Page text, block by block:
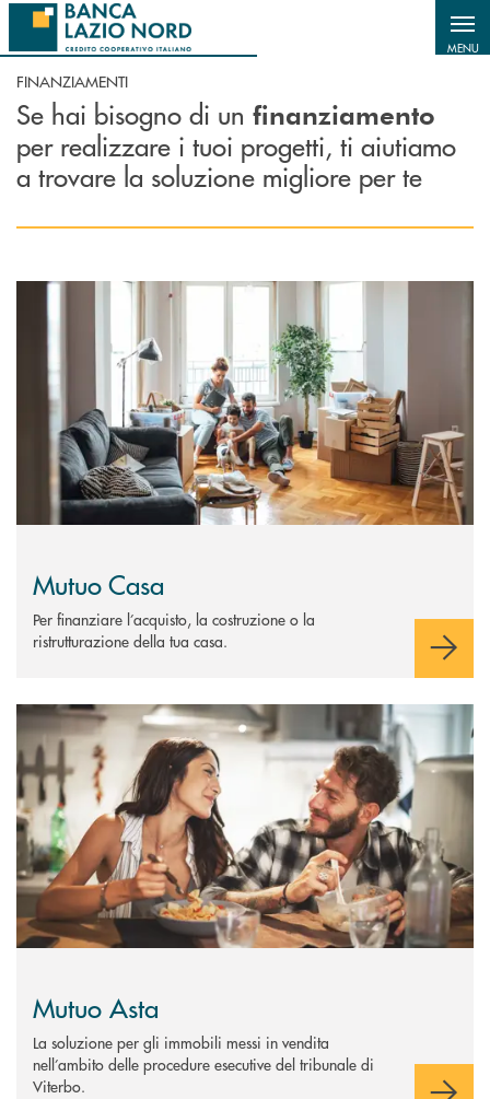
Salta al contenuto principale
MENU
FINANZIAMENTI
Se hai bisogno di un finanziamento
per realizzare i tuoi progetti, ti aiutiamo
a trovare la soluzione migliore per te
Scopri di più Mutuo Casa
Mutuo Casa
Per finanziare l’acquisto, la costruzione o la
ristrutturazione della tua casa.
Scopri di più Mutuo Asta
Mutuo Asta
La soluzione per gli immobili messi in vendita
nell’ambito delle procedure esecutive del tribunale di
Viterbo.